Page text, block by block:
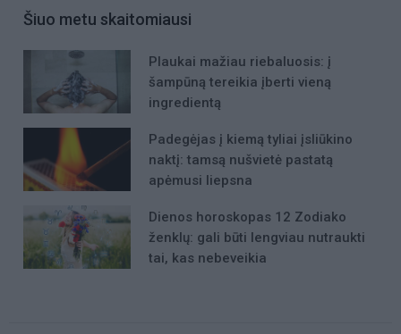
Šiuo metu skaitomiausi
Plaukai mažiau riebaluosis: į
šampūną tereikia įberti vieną
ingredientą
Padegėjas į kiemą tyliai įsliūkino
naktį: tamsą nušvietė pastatą
apėmusi liepsna
Dienos horoskopas 12 Zodiako
ženklų: gali būti lengviau nutraukti
tai, kas nebeveikia